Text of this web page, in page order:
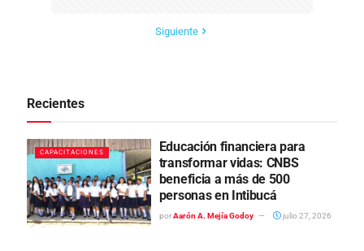
Siguiente
Recientes
CAPACITACIONES
Educación financiera para
transformar vidas: CNBS
beneficia a más de 500
personas en Intibucá
por Aarón A. Mejía Godoy julio 27, 2026